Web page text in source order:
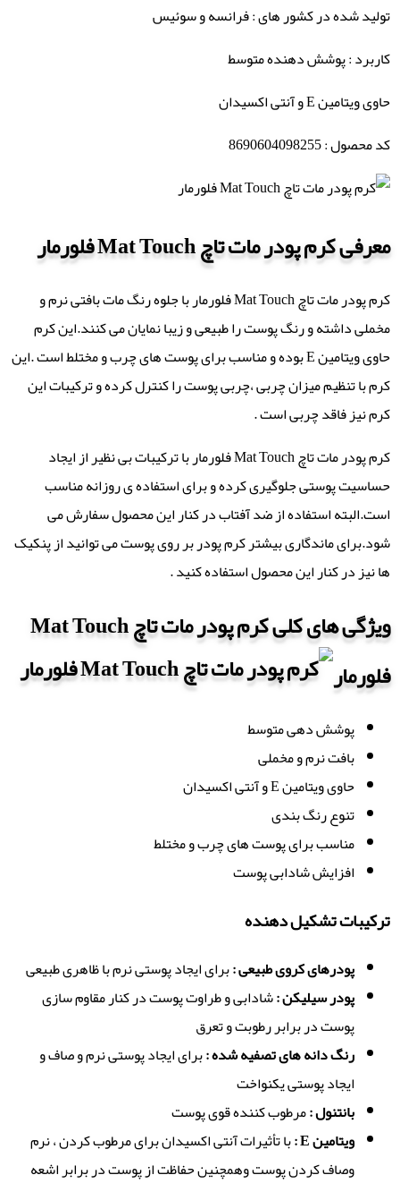
تولید شده در کشور های : فرانسه و سوئیس
کاربرد : پوشش دهنده متوسط
حاوی ویتامین E و آنتی اکسیدان
کد محصول : 8690604098255
معرفی کرم پودر مات تاچ Mat Touch فلورمار
کرم پودر مات تاچ Mat Touch فلورمار با جلوه رنگ مات بافتی نرم و
مخملی داشته و رنگ پوست را طبیعی و زیبا نمایان می کنند.این کرم
حاوی ویتامین E بوده و مناسب برای پوست های چرب و مختلط است .این
کرم با تنظیم میزان چربی ،چربی پوست را کنترل کرده و ترکیبات این
کرم نیز فاقد چربی است .
کرم پودر مات تاچ Mat Touch فلورمار با ترکیبات بی نظیر از ایجاد
حساسیت پوستی جلوگیری کرده و برای استفاده ی روزانه مناسب
است.البته استفاده از ضد آفتاب در کنار این محصول سفارش می
شود.برای ماندگاری بیشتر کرم پودر بر روی پوست می توانید از پنکیک
ها نیز در کنار این محصول استفاده کنید .
ویژگی های کلی کرم پودر مات تاچ Mat Touch
فلورمار
پوشش دهی متوسط
بافت نرم و مخملی
حاوی ویتامین E و آنتی اکسیدان
تنوع رنگ بندی
مناسب برای پوست های چرب و مختلط
افزایش شادابی پوست
ترکیبات تشکیل دهنده
پودرهای کروی طبیعی :برای ایجاد پوستی نرم با ظاهری طبیعی
پودر سیلیکن :شادابی و طراوت پوست در کنار مقاوم سازی
پوست در برابر رطوبت و تعرق
رنگ دانه های تصفیه شده :برای ایجاد پوستی نرم و صاف و
ایجاد پوستی یکنواخت
بانتنول :مرطوب کننده قوی پوست
ویتامین E :
با تأثیرات آنتی اکسیدان برای مرطوب کردن ، نرم
وصاف کردن پوست وهمچنین حفاظت از پوست در برابر اشعه